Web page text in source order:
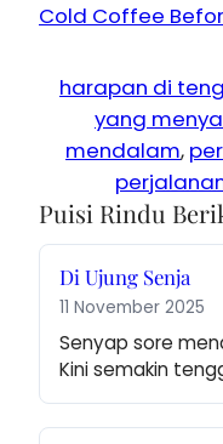
Cold Coffee
harapan di
yang
mendalam,
Puisi Rindu
Di Ujung Senja
11 November 2025
Senyap sore
Kini semakin